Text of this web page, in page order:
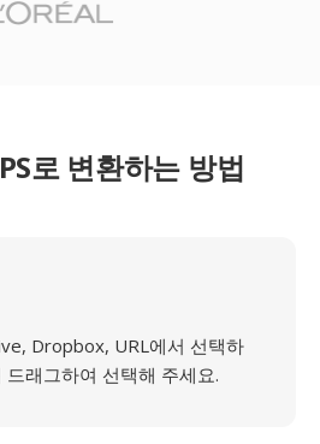
로 변환하는 방법
Dropbox, URL에서 선택하
래그하여 선택해 주세요.